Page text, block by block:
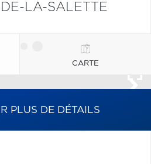
LA-SALETTE
CARTE
PLUS DE DÉTAILS